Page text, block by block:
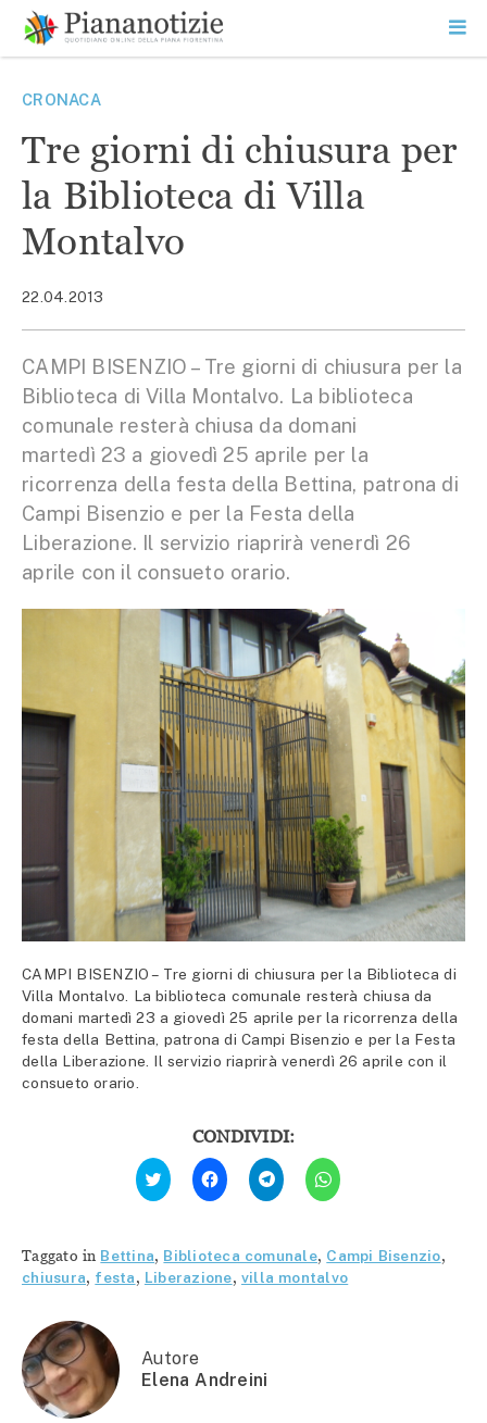
contenuto
SEARCH
CRONACA
Tre giorni di chiusura per
la Biblioteca di Villa
Montalvo
22.04.2013
CAMPI BISENZIO – Tre giorni di chiusura per la
Biblioteca di Villa Montalvo. La biblioteca
comunale resterà chiusa da domani
martedì 23 a giovedì 25 aprile per la
ricorrenza della festa della Bettina, patrona di
Campi Bisenzio e per la Festa della
Liberazione. Il servizio riaprirà venerdì 26
aprile con il consueto orario.
CAMPI BISENZIO – Tre giorni di chiusura per la Biblioteca di
Villa Montalvo. La biblioteca comunale resterà chiusa da
domani martedì 23 a giovedì 25 aprile per la ricorrenza della
festa della Bettina, patrona di Campi Bisenzio e per la Festa
della Liberazione. Il servizio riaprirà venerdì 26 aprile con il
consueto orario.
CONDIVIDI:
Fai
clic
qui
Twitter
(Si
apre
in
Fai
clic
per
condividere
(Si
apre
in
una
Fai
clic
per
condividere
(Si
apre
in
una
Fai
clic
per
(Si
apre
in
una
Taggato in Bettina, Biblioteca comunale, Campi Bisenzio,
chiusura, festa, Liberazione, villa montalvo
Autore
Elena Andreini